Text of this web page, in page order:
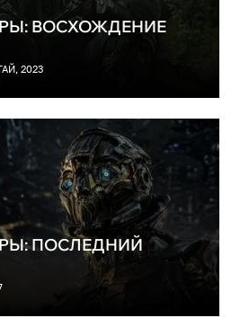
ВОСХОЖДЕНИЕ
2023
ПОСЛЕДНИЙ